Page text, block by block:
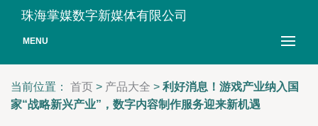
珠海掌媒数字新媒体有限公司
MENU
当前位置： 首页 > 产品大全 > 利好消息！游戏产业纳入国
家“战略新兴产业”，数字内容制作服务迎来新机遇